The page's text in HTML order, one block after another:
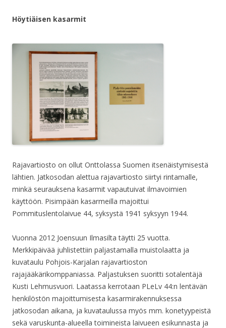
Höytiäisen kasarmit
Rajavartiosto on ollut Onttolassa Suomen itsenäistymisestä
lähtien. Jatkosodan alettua rajavartiosto siirtyi rintamalle,
minkä seurauksena kasarmit vapautuivat ilmavoimien
käyttöön. Pisimpään kasarmeilla majoittui
Pommituslentolaivue 44, syksystä 1941 syksyyn 1944.
Vuonna 2012 Joensuun Ilmasilta täytti 25 vuotta.
Merkkipäivää juhlistettiin paljastamalla muistolaatta ja
kuvataulu Pohjois-Karjalan rajavartioston
rajajääkärikomppaniassa. Paljastuksen suoritti sotalentäjä
Kusti Lehmusvuori. Laatassa kerrotaan PLeLv 44:n lentävän
henkilöstön majoittumisesta kasarmirakennuksessa
jatkosodan aikana, ja kuvataulussa myös mm. konetyypeistä
sekä varuskunta-alueella toimineista laivueen esikunnasta ja